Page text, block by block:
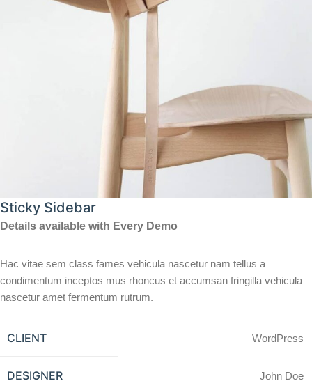
Sticky Sidebar
Details available with Every Demo
Hac vitae sem class fames vehicula nascetur nam tellus a
condimentum inceptos mus rhoncus et accumsan fringilla vehicula
nascetur amet fermentum rutrum.
CLIENT WordPress
DESIGNER John Doe